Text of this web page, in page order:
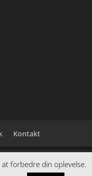
Kontakt
bredt udvalg af
og nogle
forbedre din oplevelse.